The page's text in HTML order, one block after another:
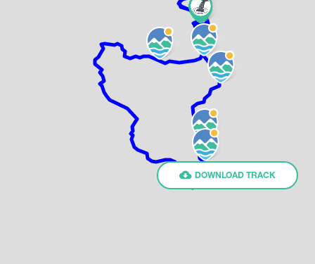
DOWNLOAD TRACK